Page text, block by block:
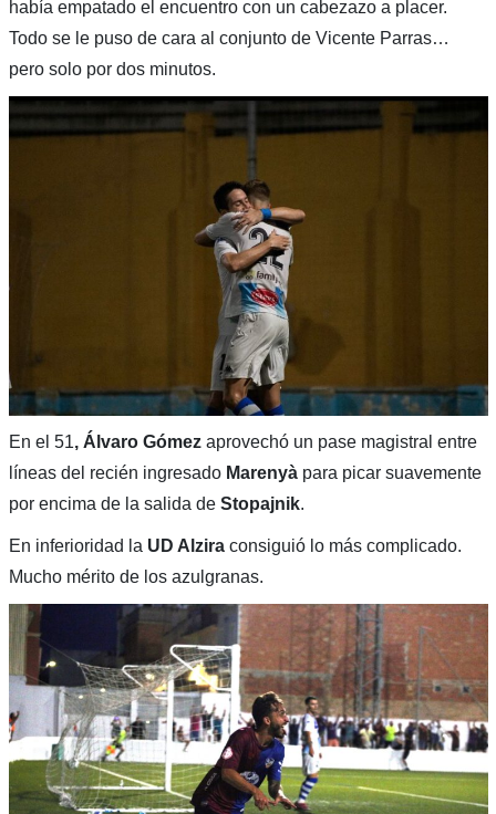
había empatado el encuentro con un cabezazo a placer.
Todo se le puso de cara al conjunto de Vicente Parras…
pero solo por dos minutos.
En el 51, Álvaro Gómez aprovechó un pase magistral entre
líneas del recién ingresado Marenyàpara picar suavemente
por encima de la salida de Stopajnik.
En inferioridad la UD Alziraconsiguió lo más complicado.
Mucho mérito de los azulgranas.